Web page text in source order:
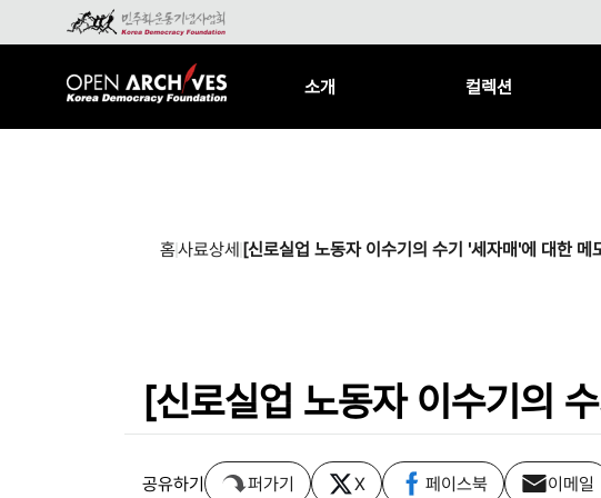
소개 컬렉션
홈사료상세 [신로실업 노동자 이수기의 수기 '세자매'에 대한 메
[신로실업 노동자 이수기의
공유하기 퍼가기 X 페이스북 이메일